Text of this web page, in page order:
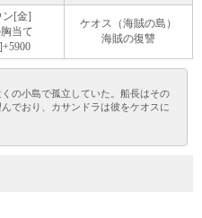
ン[金]
当て
ケオス（海賊の島）
海賊の復讐
の小島で孤立していた。船長はその
でおり、カサンドラは彼をケオスに